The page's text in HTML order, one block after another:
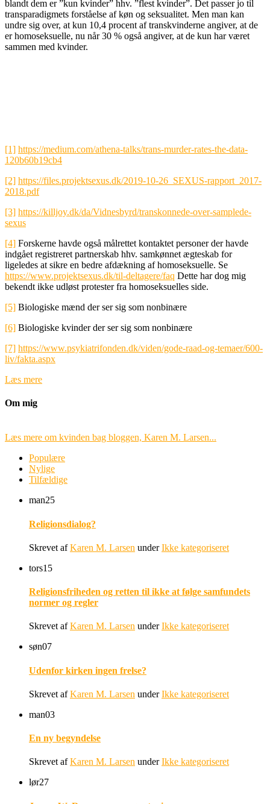
blandt dem er ”kun kvinder” hhv. ”flest kvinder”. Det passer jo til
transparadigmets forståelse af køn og seksualitet. Men man kan
undre sig over, at kun 10,4 procent af transkvinderne angiver, at de
er homoseksuelle, nu når 30 % også angiver, at de kun har været
sammen med kvinder.
[1] https://medium.com/athena-talks/trans-murder-rates-the-data-
120b60b19cb4
[2] https://files.projektsexus.dk/2019-10-26_SEXUS-rapport_2017-
2018.pdf
[3] https://killjoy.dk/da/Vidnesbyrd/transkonnede-over-samplede-
sexus
[4] Forskerne havde også målrettet kontaktet personer der havde
indgået registreret partnerskab hhv. samkønnet ægteskab for
ligeledes at sikre en bedre afdækning af homoseksuelle. Se
https://www.projektsexus.dk/til-deltagere/faq Dette har dog mig
bekendt ikke udløst protester fra homoseksuelles side.
[5] Biologiske mænd der ser sig som nonbinære
[6] Biologiske kvinder der ser sig som nonbinære
[7] https://www.psykiatrifonden.dk/viden/gode-raad-og-temaer/600-
liv/fakta.aspx
Læs mere
Om mig
Læs mere om kvinden bag bloggen, Karen M. Larsen...
Populære
Nylige
Tilfældige
man25
Religionsdialog?
Skrevet afKaren M. Larsen underIkke kategoriseret
tors15
Religionsfriheden og retten til ikke at følge samfundets
normer og regler
Skrevet afKaren M. Larsen underIkke kategoriseret
søn07
Udenfor kirken ingen frelse?
Skrevet afKaren M. Larsen underIkke kategoriseret
man03
En ny begyndelse
Skrevet afKaren M. Larsen underIkke kategoriseret
lør27